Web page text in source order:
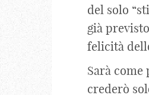
del solo
già
felicità
Sarà come
crederò